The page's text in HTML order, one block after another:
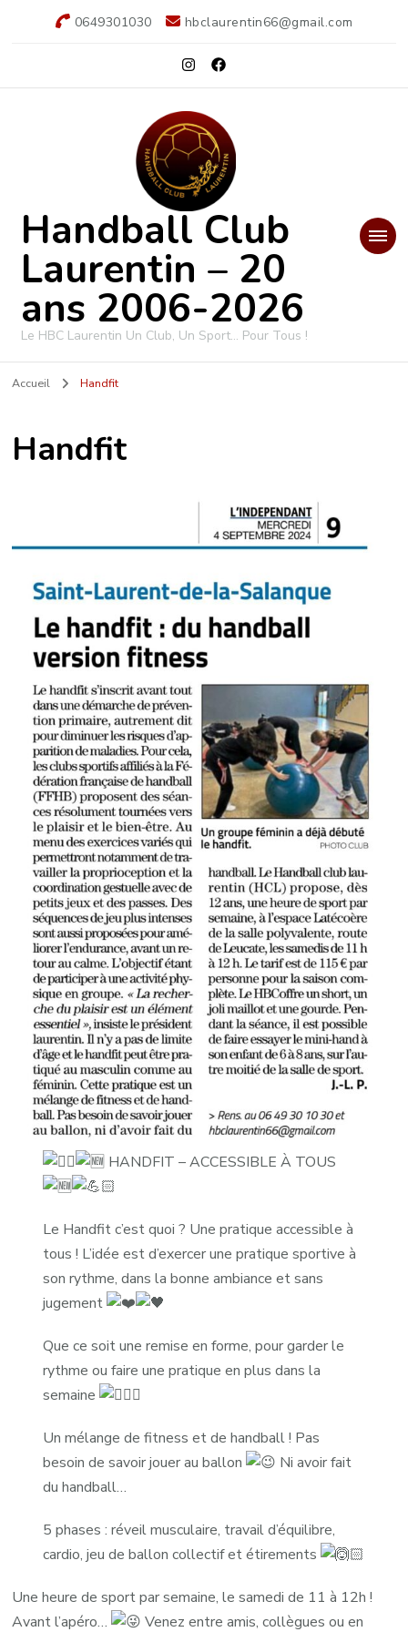
0649301030 hbclaurentin66@gmail.com
Handball Club
Laurentin – 20
ans 2006-2026
Le HBC Laurentin Un Club, Un Sport… Pour Tous !
Accueil Handfit
Handfit
HANDFIT – ACCESSIBLE À TOUS
Le Handfit c’est quoi ? Une pratique accessible à
tous ! L’idée est d’exercer une pratique sportive à
son rythme, dans la bonne ambiance et sans
jugement
Que ce soit une remise en forme, pour garder le
rythme ou faire une pratique en plus dans la
semaine
Un mélange de fitness et de handball ! Pas
besoin de savoir jouer au ballon
Ni avoir fait
du handball…
5 phases : réveil musculaire, travail d’équilibre,
cardio, jeu de ballon collectif et étirements
Une heure de sport par semaine, le samedi de 11 à 12h !
Avant l’apéro…
Venez entre amis, collègues ou en